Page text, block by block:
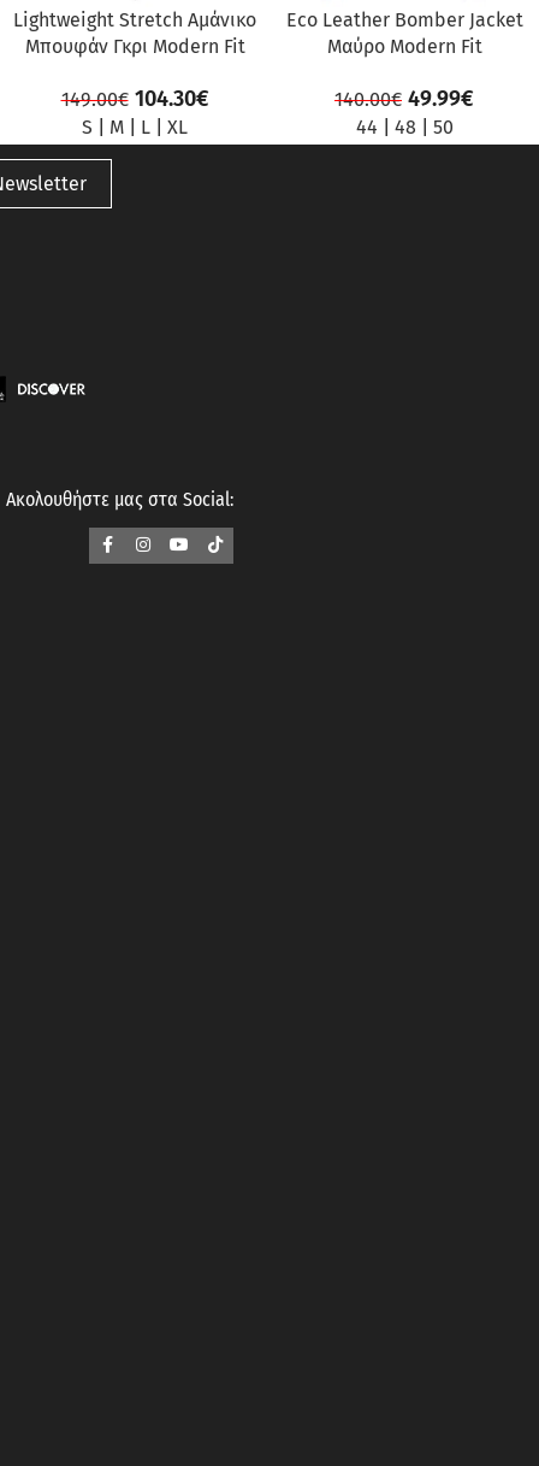
Lightweight Stretch Αμάνικο
Μπουφάν Γκρι Modern Fit
149.00€ 104.30€
S M L XL
Eco Leather Bomber Jacket
Μαύρο Modern Fit
140.00€ 49.99€
44 48 50
Ακολουθήστε μας στα Social: